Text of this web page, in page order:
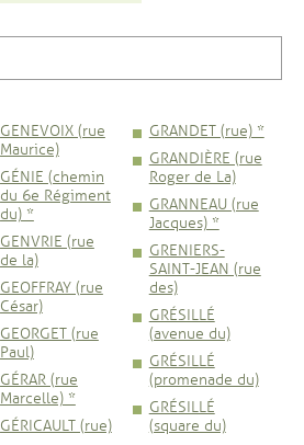
GENEVOIX (rue
Maurice)
GÉNIE (chemin
du 6e Régiment
du) *
GENVRIE (rue
de la)
GEOFFRAY (rue
César)
GEORGET (rue
Paul)
GÉRAR (rue
Marcelle) *
GÉRICAULT (rue)
GRANDET (rue) *
GRANDIÈRE (rue
Roger de La)
GRANNEAU (rue
Jacques) *
GRENIERS-
SAINT-JEAN (rue
des)
GRÉSILLÉ
(avenue du)
GRÉSILLÉ
(promenade du)
GRÉSILLÉ
(square du)